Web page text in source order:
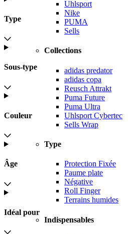
Uhlsport
Nike
PUMA
Sells
Collections
adidas predator
adidas copa
Reusch Attrakt
Puma Future
Puma Ultra
Uhlsport Cybertec
Sells Wrap
Type
Protection Fixée
Paume plate
Négative
Roll Finger
Terrains humides
Indispensables
Type
Sous-type
Couleur
Âge
Idéal pour